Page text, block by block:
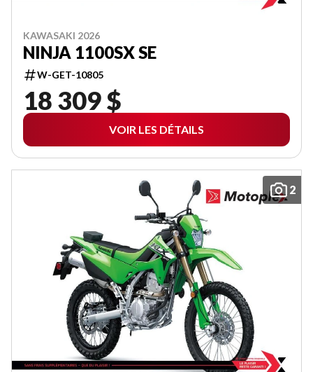
KAWASAKI 2026
NINJA 1100SX SE
W-GET-10805
18 309 $
VOIR LES DÉTAILS
2